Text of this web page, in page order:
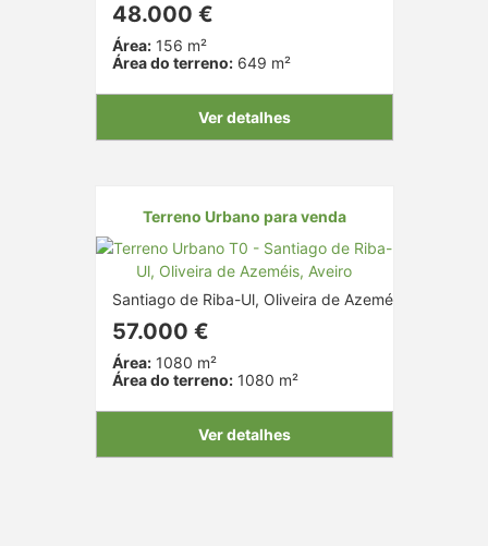
48.000 €
Área:156 m²
Área do terreno:649 m²
Ver detalhes
Terreno Urbano para venda
Santiago de Riba-Ul, Oliveira de Azeméis, Aveiro
57.000 €
Área:1080 m²
Área do terreno:1080 m²
Ver detalhes